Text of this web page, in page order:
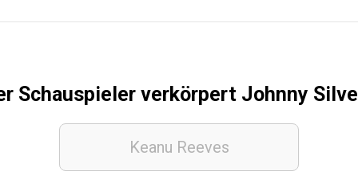
Schauspieler verkörpert Johnny
Keanu Reeves